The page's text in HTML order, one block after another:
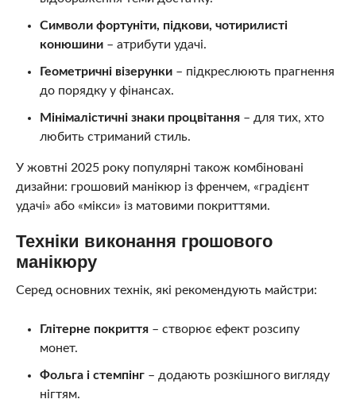
Символи фортуніти, підкови, чотирилисті
конюшини– атрибути удачі.
Геометричні візерунки– підкреслюють прагнення
до порядку у фінансах.
Мінімалістичні знаки процвітання– для тих, хто
любить стриманий стиль.
У жовтні 2025 року популярні також комбіновані
дизайни: грошовий манікюр із френчем, «градієнт
удачі» або «мікси» із матовими покриттями.
Техніки виконання грошового
манікюру
Серед основних технік, які рекомендують майстри:
Глітерне покриття– створює ефект розсипу
монет.
Фольга і стемпінг– додають розкішного вигляду
нігтям.